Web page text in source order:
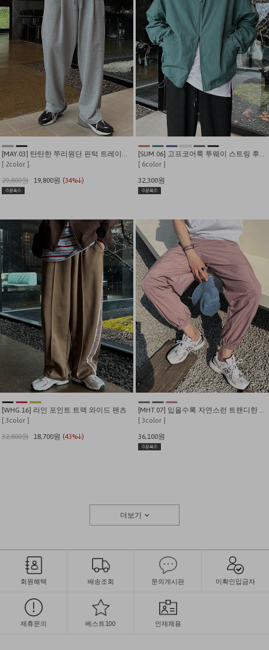
[MAY.03] 탄탄한 쭈리원단 핀턱 트레이닝 팬츠 (고퀄리티 기획특가)
[ 2color ]
29,800원 19,800원 (34%↓)
[SUM.06] 고프코어룩 투웨이 스트링 후드 바람막이
[ 6color ]
32,300원
[WHG.16] 라인 포인트 트랙 와이드 팬츠
[ 3color ]
32,800원 18,700원 (43%↓)
[ 3color ]
36,100원
더보기
회원혜택 배송조회 문의게시판 미확인입금자
제휴문의 베스트100 인재채용